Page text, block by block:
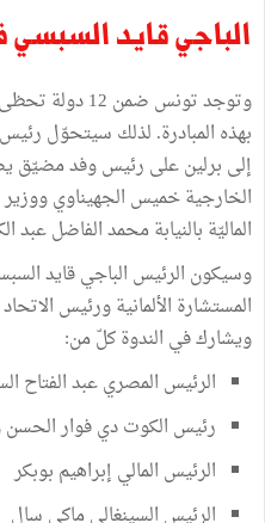
الباجي قايد السبسي
وتوجد تونس ضمن
إلى برلين على رئيس وفد مضيّق
الخارجية خميس الجهيناوي ووزير
الماليّة بالنيابة محمد الفاضل عبد
وسيكون الرئيس الباجي قايد
المستشارة الألمانية ورئيس
ويشارك في الندوة كلّ من:
الرئيس المصري عبد الفتاح
رئيس الكوت دي فوار الحسن
الرئيس المالي إبراهيم بوبكر